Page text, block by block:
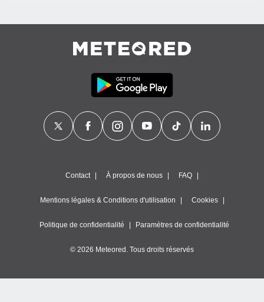
Contact À propos de nous FAQ
Mentions légales & Conditions d'utilisation Cookies
Politique de confidentialité Paramètres de confidentialité
© 2026 Meteored. Tous droits réservés